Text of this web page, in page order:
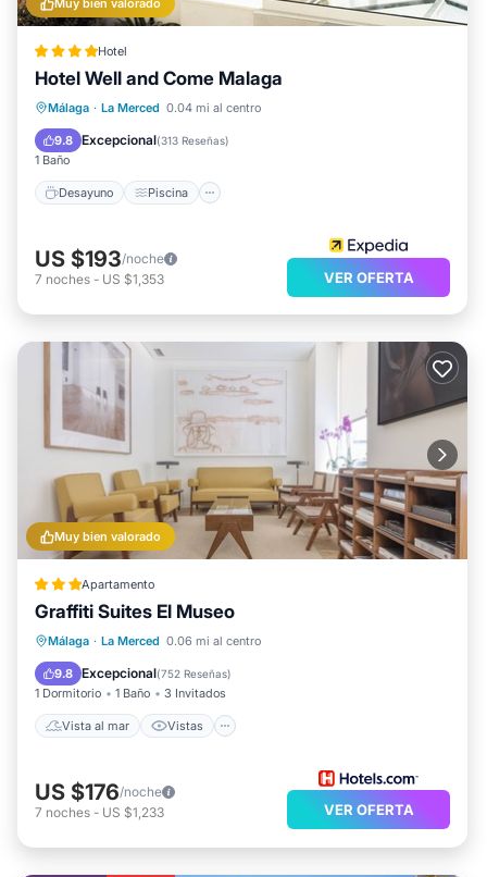
Muy bien valorado
Hotel
Hotel Well and Come Malaga
Málaga · La Merced 0.04 mi al centro
9.8 Excepcional(313 Reseñas)
1 Baño
Desayuno Piscina
Desayuno Piscina
US $193/noche
7 noches - US $1,353 VER OFERTA
Muy bien valorado
Apartamento
Graffiti Suites El Museo
Málaga · La Merced 0.06 mi al centro
9.8 Excepcional(752 Reseñas)
1 Dormitorio 1 Baño 3 Invitados
Vista al mar Vistas
Vista al mar Vistas
Aire acondicionado
US $176/noche
7 noches - US $1,233 VER OFERTA